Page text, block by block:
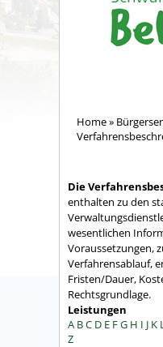
Home»
Die
enthalten zu den
wesentlichen
Voraussetzungen,
Verfahrensablauf,
Fristen/Dauer,
Rechtsgrundlage.
Leistungen
A BC D E FG H I J K L
Z